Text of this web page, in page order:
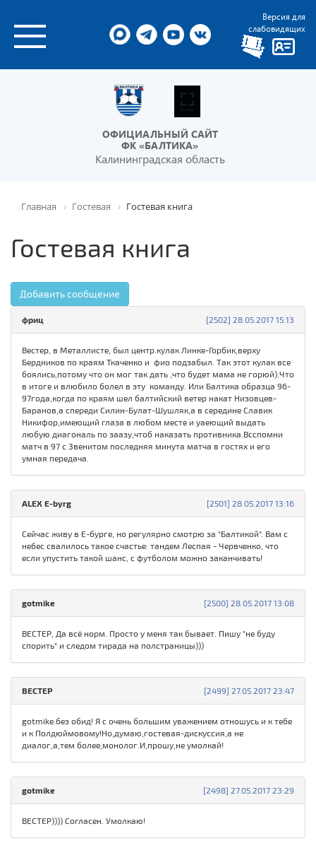
Версия для
слабовидящих
ОФИЦИАЛЬНЫЙ САЙТ
ФК «БАЛТИКА»
Калининградская область
Главная Гостевая Гостевая книга
Гостевая книга
Добавить сообщение
[2502] 28.05.2017 15:13
фриц
Вестер, в Металлисте, был центр.кулак Линке-Горбик,верху
Бердников по краям Ткаченко и фио подзабыл. Так этот кулак все
боялись,потому что он мог так дать ,что будет мама не горюй).Что
в итоге и влюбило болел в эту команду. Или Балтика образца 96-
97года,когда по краям шел балтийский ветер накат Низовцев-
Баранов,а спереди Силин-Булат-Шушляк,а в середине Славик
Никифор,имеющий глаза в любом месте и уаеющий выдать
любую диагональ по заазу,чтоб наказать противника.Всспомни
матч в 97 с Звенитом последняя минута матча в гостях и его
умная передача.
[2501] 28.05.2017 13:16
ALEX E-byrg
Сейчас живу в Е-бурге, но регулярно смотрю за "Балтикой". Вам с
небес свалилось такое счастье: тандем Леспая - Червченко, что
если упустить такой шанс, с футболом можно заканчивать!
[2500] 28.05.2017 13:08
gotmike
ВЕСТЕР, Да всё норм. Просто у меня так бывает. Пишу "не буду
спорить" и следом тирада на полстраницы)))
[2499] 27.05.2017 23:47
ВЕСТЕР
gotmike.без обид! Я с очень большим уважением отношусь и к тебе
и к Полдюймовому!Но,думаю,гостевая-дискуссия,а не
диалог,а,тем более,монолог.И,прошу,не умолкай!
[2498] 27.05.2017 23:29
gotmike
ВЕСТЕР)))) Согласен. Умолкаю!